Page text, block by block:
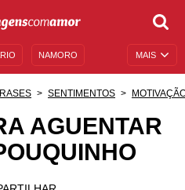
MAIS
NAMORO
DE ANIVERSÁRIO
SENTIMENTOS
AGUENTAR